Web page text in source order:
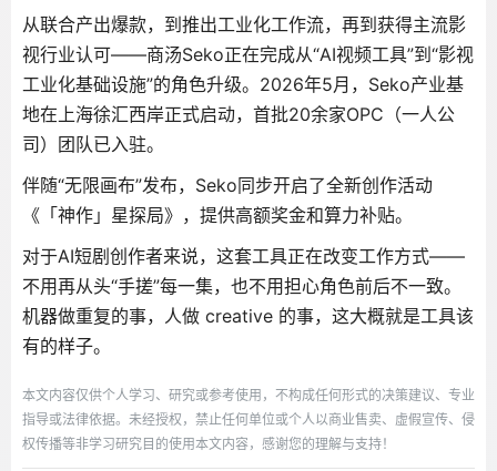
从联合产出爆款，到推出工业化工作流，再到获得主流影
视行业认可——商汤Seko正在完成从“AI视频工具”到“影视
工业化基础设施”的角色升级。2026年5月，Seko产业基
地在上海徐汇西岸正式启动，首批20余家OPC（一人公
司）团队已入驻。
伴随“无限画布”发布，Seko同步开启了全新创作活动
《「神作」星探局》，提供高额奖金和算力补贴。
对于AI短剧创作者来说，这套工具正在改变工作方式——
不用再从头“手搓”每一集，也不用担心角色前后不一致。
机器做重复的事，人做 creative 的事，这大概就是工具该
有的样子。
本文内容仅供个人学习、研究或参考使用，不构成任何形式的决策建议、专业
指导或法律依据。未经授权，禁止任何单位或个人以商业售卖、虚假宣传、侵
权传播等非学习研究目的使用本文内容，感谢您的理解与支持！